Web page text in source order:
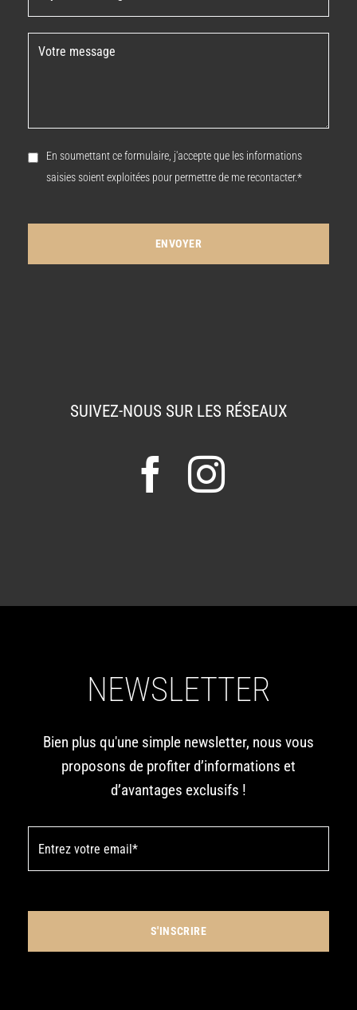
En soumettant ce formulaire, j'accepte que les informations
saisies soient exploitées pour permettre de me recontacter.*
SUIVEZ-NOUS SUR LES RÉSEAUX
NEWSLETTER
Bien plus qu'une simple newsletter, nous vous
proposons de profiter d’informations et
d’avantages exclusifs !